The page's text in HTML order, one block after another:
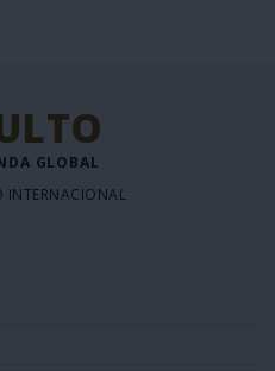
GLOBAL
INTERNACIONAL